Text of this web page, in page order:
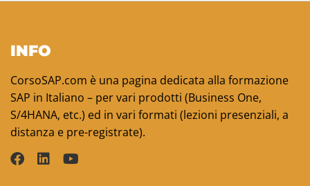
INFO
CorsoSAP.com è una pagina dedicata alla formazione
SAP in Italiano – per vari prodotti (Business One,
S/4HANA, etc.) ed in vari formati (lezioni presenziali, a
distanza e pre-registrate).